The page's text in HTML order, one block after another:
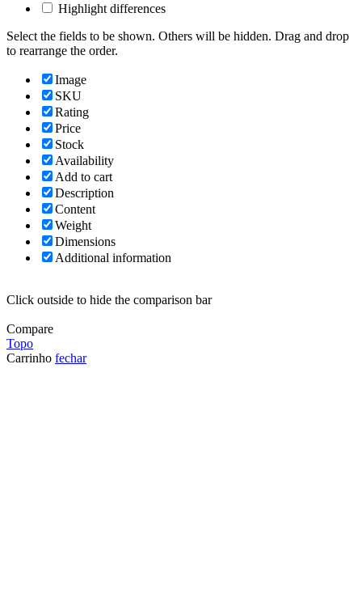
Highlight differences
Select the fields to be shown. Others will be hidden. Drag and drop
to rearrange the order.
Image
SKU
Rating
Price
Stock
Availability
Add to cart
Description
Content
Weight
Dimensions
Additional information
Click outside to hide the comparison bar
Compare
Topo
Carrinho fechar